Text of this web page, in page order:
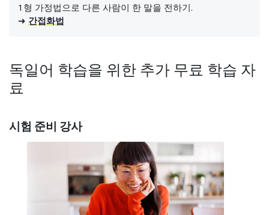
1형 가정법으로 다른 사람이 한 말을 전하기.
➜ 간접화법
독일어 학습을 위한 추가 무료 학습 자
료
시험 준비 강사